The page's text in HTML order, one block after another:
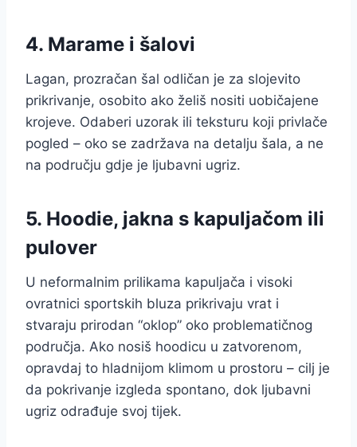
4. Marame i šalovi
Lagan, prozračan šal odličan je za slojevito
prikrivanje, osobito ako želiš nositi uobičajene
krojeve. Odaberi uzorak ili teksturu koji privlače
pogled – oko se zadržava na detalju šala, a ne
na području gdje je ljubavni ugriz.
5. Hoodie, jakna s kapuljačom ili
pulover
U neformalnim prilikama kapuljača i visoki
ovratnici sportskih bluza prikrivaju vrat i
stvaraju prirodan “oklop” oko problematičnog
područja. Ako nosiš hoodicu u zatvorenom,
opravdaj to hladnijom klimom u prostoru – cilj je
da pokrivanje izgleda spontano, dok ljubavni
ugriz odrađuje svoj tijek.